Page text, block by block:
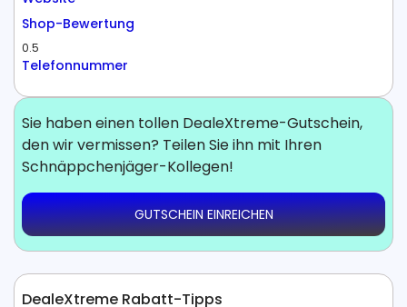
Shop-Bewertung
0.5
Telefonnummer
Sie haben einen tollen DealeXtreme-Gutschein,
den wir vermissen? Teilen Sie ihn mit Ihren
Schnäppchenjäger-Kollegen!
GUTSCHEIN EINREICHEN
DealeXtreme Rabatt-Tipps